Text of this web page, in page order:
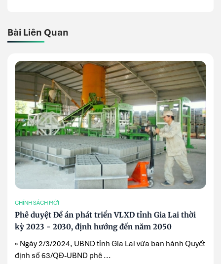
Bài Liên Quan
CHÍNH SÁCH MỚI
Phê duyệt Đề án phát triển VLXD tỉnh Gia Lai thời
kỳ 2023 - 2030, định hướng đến năm 2050
» Ngày 2/3/2024, UBND tỉnh Gia Lai vừa ban hành Quyết
định số 63/QĐ-UBND phê ...